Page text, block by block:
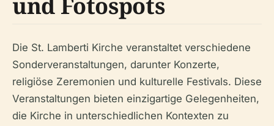
und Fotospots
Die St. Lamberti Kirche veranstaltet verschiedene
Sonderveranstaltungen, darunter Konzerte,
religiöse Zeremonien und kulturelle Festivals. Diese
Veranstaltungen bieten einzigartige Gelegenheiten,
die Kirche in unterschiedlichen Kontexten zu